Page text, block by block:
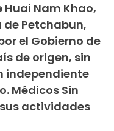
Nam Khao,
Petchabun,
el Gobierno de
de origen, sin
independiente
Médicos Sin
actividades